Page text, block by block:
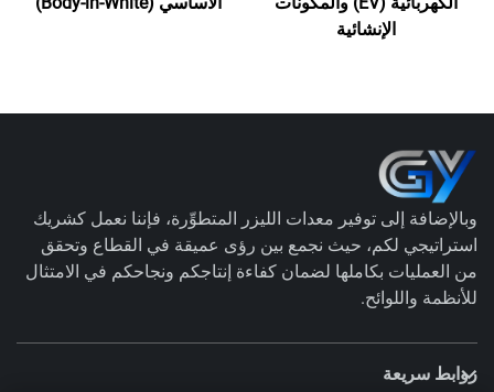
الإنشائية
وبالإضافة إلى توفير معدات الليزر المتطوِّرة، فإننا نعمل كشريك
استراتيجي لكم، حيث نجمع بين رؤى عميقة في القطاع وتحقق
من العمليات بكاملها لضمان كفاءة إنتاجكم ونجاحكم في الامتثال
للأنظمة واللوائح.
روابط سريعة